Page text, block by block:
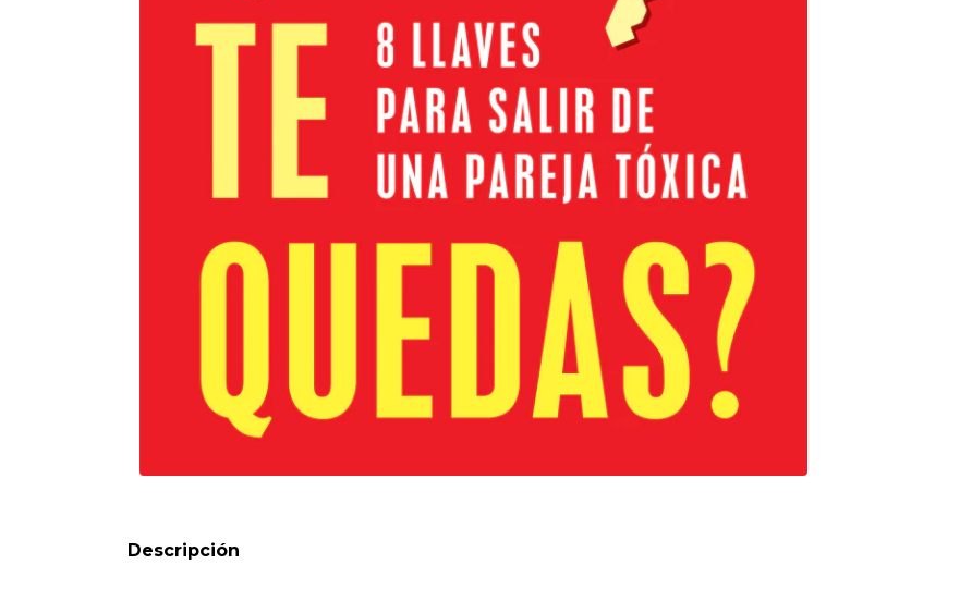
Descripción
LIBROS
Editorial El Ateneo
Encuadernación:Tapa Blanda
Dimensiones:22 x 15.5 cm
¿Por qué nos aferramos a relaciones que nos lastiman? ¿Qué nos impide irnos, aun sabiendo que deberíamos hacerlo?